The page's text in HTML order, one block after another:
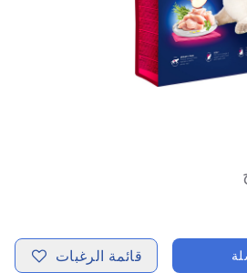
قائمة الرغبات